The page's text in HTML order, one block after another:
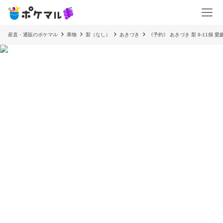
産直・通販のポケマル 果物 梨（なし） あきづき 《予約》 あきづき 梨 9-11個 愛